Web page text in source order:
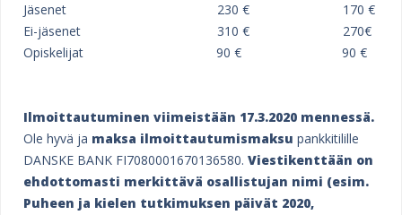
t
ä
Jäsenet 230 € 170 €
Ei-jäsenet 310 € 270€
Opiskelijat 90 € 90 €
Ilmoittautuminen viimeistään 17.3.2020 mennessä.
Ole hyvä ja maksa ilmoittautumismaksu pankkitilille
DANSKE BANK FI7080001670136580. Viestikenttään on
ehdottomasti merkittävä osallistujan nimi (esim.
Puheen ja kielen tutkimuksen päivät 2020,